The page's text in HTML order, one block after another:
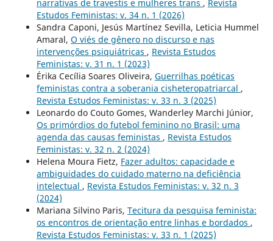
narrativas de travestis e mulheres trans , Revista
Estudos Feministas: v. 34 n. 1 (2026)
Sandra Caponi, Jesús Martínez Sevilla, Leticia Hummel
Amaral, O viés de gênero no discurso e nas
intervenções psiquiátricas , Revista Estudos
Feministas: v. 31 n. 1 (2023)
Érika Cecília Soares Oliveira, Guerrilhas poéticas
feministas contra a soberania cisheteropatriarcal ,
Revista Estudos Feministas: v. 33 n. 3 (2025)
Leonardo do Couto Gomes, Wanderley Marchi Júnior,
Os primórdios do futebol feminino no Brasil: uma
agenda das causas feministas , Revista Estudos
Feministas: v. 32 n. 2 (2024)
Helena Moura Fietz, Fazer adultos: capacidade e
ambiguidades do cuidado materno na deficiência
intelectual , Revista Estudos Feministas: v. 32 n. 3
(2024)
Mariana Silvino Paris, Tecitura da pesquisa feminista:
os encontros de orientação entre linhas e bordados ,
Revista Estudos Feministas: v. 33 n. 1 (2025)